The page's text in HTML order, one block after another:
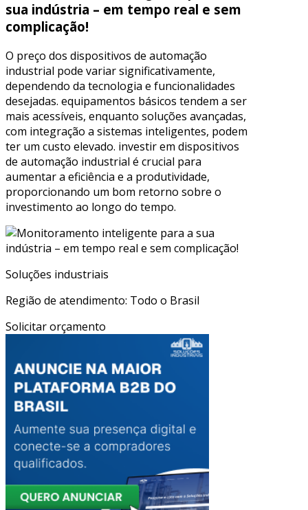
sua indústria – em tempo real e sem
complicação!
O preço dos dispositivos de automação
industrial pode variar significativamente,
dependendo da tecnologia e funcionalidades
desejadas. equipamentos básicos tendem a ser
mais acessíveis, enquanto soluções avançadas,
com integração a sistemas inteligentes, podem
ter um custo elevado. investir em dispositivos
de automação industrial é crucial para
aumentar a eficiência e a produtividade,
proporcionando um bom retorno sobre o
investimento ao longo do tempo.
Soluções industriais
Região de atendimento: Todo o Brasil
Solicitar orçamento